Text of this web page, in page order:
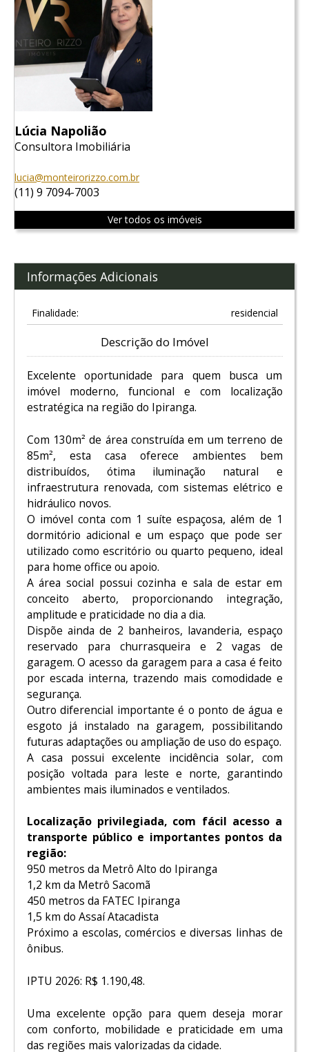
Lúcia Napolião
Consultora Imobiliária
lucia@monteirorizzo.com.br
(11) 9 7094-7003
Ver todos os imóveis
Informações Adicionais
Finalidade: residencial
Descrição do Imóvel
Excelente oportunidade para quem busca um
imóvel moderno, funcional e com localização
estratégica na região do Ipiranga.
Com 130m² de área construída em um terreno de
85m², esta casa oferece ambientes bem
distribuídos, ótima iluminação natural e
infraestrutura renovada, com sistemas elétrico e
hidráulico novos.
O imóvel conta com 1 suíte espaçosa, além de 1
dormitório adicional e um espaço que pode ser
utilizado como escritório ou quarto pequeno, ideal
para home office ou apoio.
A área social possui cozinha e sala de estar em
conceito aberto, proporcionando integração,
amplitude e praticidade no dia a dia.
Dispõe ainda de 2 banheiros, lavanderia, espaço
reservado para churrasqueira e 2 vagas de
garagem. O acesso da garagem para a casa é feito
por escada interna, trazendo mais comodidade e
segurança.
Outro diferencial importante é o ponto de água e
esgoto já instalado na garagem, possibilitando
futuras adaptações ou ampliação de uso do espaço.
A casa possui excelente incidência solar, com
posição voltada para leste e norte, garantindo
ambientes mais iluminados e ventilados.
Localização privilegiada, com fácil acesso a
transporte público e importantes pontos da
região:
950 metros da Metrô Alto do Ipiranga
1,2 km da Metrô Sacomã
450 metros da FATEC Ipiranga
1,5 km do Assaí Atacadista
Próximo a escolas, comércios e diversas linhas de
ônibus.
IPTU 2026: R$ 1.190,48.
Uma excelente opção para quem deseja morar
com conforto, mobilidade e praticidade em uma
das regiões mais valorizadas da cidade.